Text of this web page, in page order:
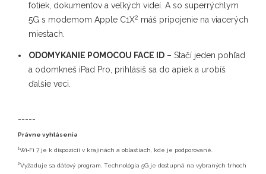
fotiek, dokumentov a veľkých videí. A so superrýchlym
5G s modemom Apple C1X2 máš pripojenie na viacerých
miestach.
ODOMYKANIE POMOCOU FACE ID – Stačí jeden pohľad
a odomkneš iPad Pro, prihlásiš sa do apiek a urobíš
ďalšie veci.
-----
Právne vyhlásenia
1Wi‑Fi 7 je k dispozícii v krajinách a oblastiach, kde je podporované.
2Vyžaduje sa dátový program. Technológia 5G je dostupná na vybraných trhoch